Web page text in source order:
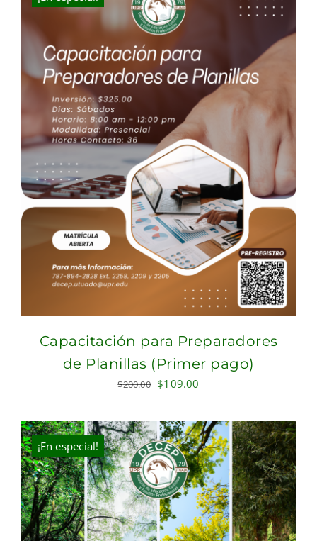
Capacitación para Preparadores
de Planillas (Primer pago)
$200.00 Original
was:
$200.00.
$109.00
is:
$109.00.
¡En especial!